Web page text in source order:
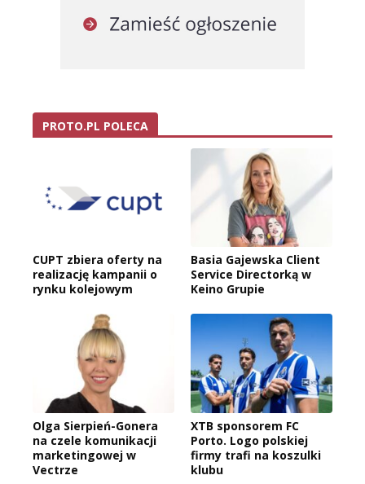
PROTO.PL POLECA
CUPT zbiera oferty na
realizację kampanii o
rynku kolejowym
Basia Gajewska Client
Service Directorką w
Keino Grupie
Olga Sierpień-Gonera
na czele komunikacji
marketingowej w
Vectrze
XTB sponsorem FC
Porto. Logo polskiej
firmy trafi na koszulki
klubu